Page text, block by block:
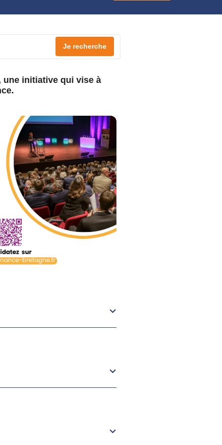
Je recherche
une initiative qui vise à